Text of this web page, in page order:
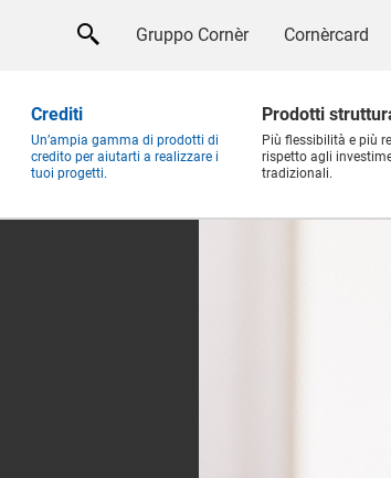
Gruppo Cornèr Cornèrcard
Crediti
Un’ampia gamma di prodotti di
credito per aiutarti a realizzare i
tuoi progetti.
Prodotti
Più flessibilità e più
rispetto agli
tradizionali.